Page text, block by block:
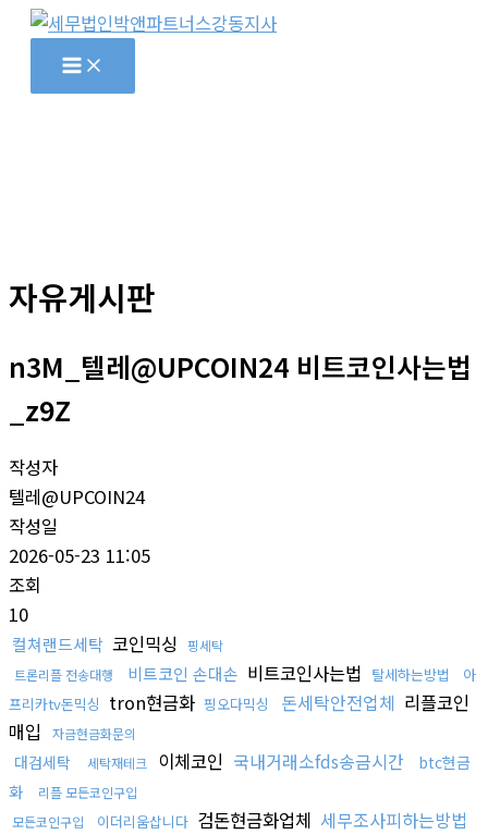
자유게시판
n3M_텔레@UPCOIN24 비트코인사는법
_z9Z
작성자
텔레@UPCOIN24
작성일
2026-05-23 11:05
조회
10
컬쳐랜드세탁 코인믹싱
핑세탁
트론리플 전송대행
비트코인 손대손 비트코인사는법 탈세하는방법
아
프리카tv돈믹싱 tron현금화 핑오다믹싱 돈세탁안전업체 리플코인
매입
자금현금화문의
대검세탁 세탁재테크 이체코인 국내거래소fds송금시간
btc현금
화
리플 모든코인구입
모든코인구입
이더리움삽니다 검돈현금화업체 세무조사피하는방법